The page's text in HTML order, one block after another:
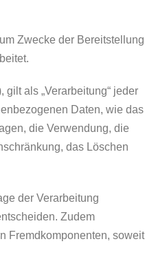
Zwecke der Bereitstellung
als „Verarbeitung“ jeder
Daten, wie das
die Verwendung, die
das Löschen
der Verarbeitung
Zudem
Fremdkomponenten, soweit